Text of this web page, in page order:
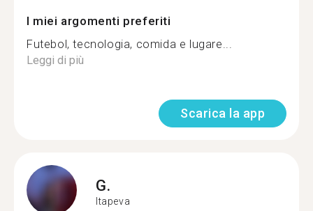
I miei argomenti preferiti
Futebol, tecnologia, comida e lugare...
Leggi di più
Scarica la app
G.
Itapeva